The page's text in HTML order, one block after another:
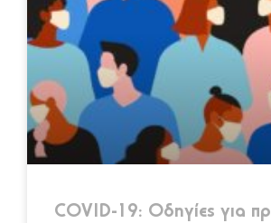
COVID-19: Οδηγίες για